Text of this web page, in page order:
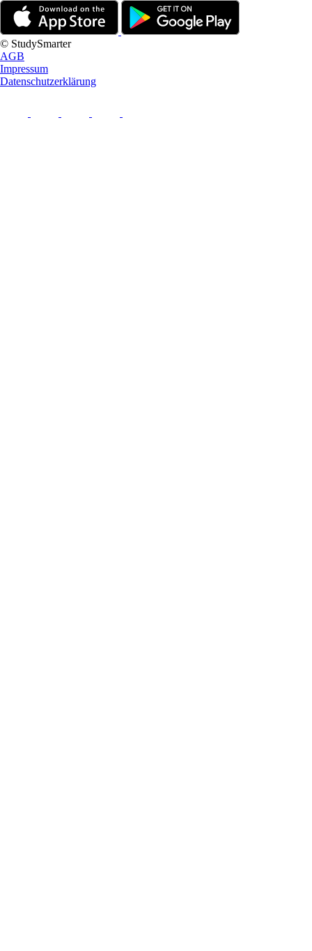
© StudySmarter
AGB
Impressum
Datenschutzerklärung